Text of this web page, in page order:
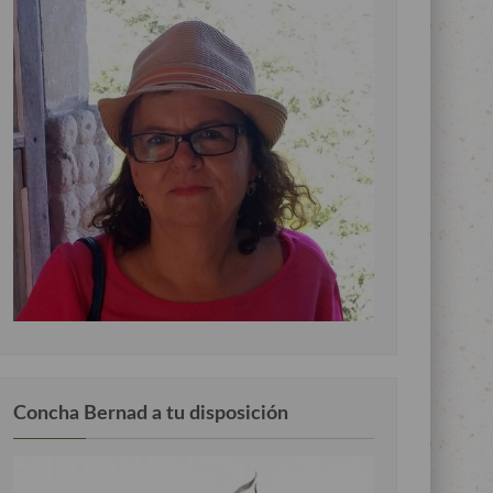
Concha Bernad a tu disposición